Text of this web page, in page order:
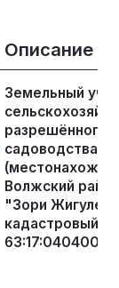
Описание
Земельный
разрешённого
садоводства,
Волжский
"Зори
кадастровый